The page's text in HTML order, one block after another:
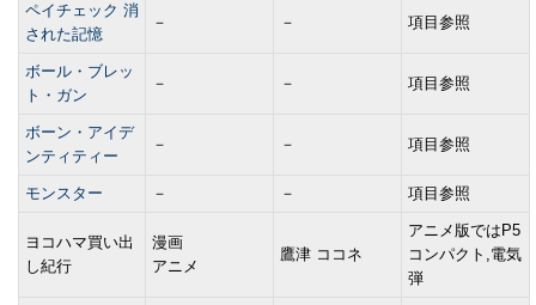
ペイチェック 消
された記憶
－ － 項目参照
ボール・ブレッ
ト・ガン
－ － 項目参照
ボーン・アイデ
ンティティー
－ － 項目参照
モンスター － － 項目参照
ヨコハマ買い出
し紀行
漫画
アニメ
鷹津 ココネ
アニメ版ではP5
コンパクト,電気
弾